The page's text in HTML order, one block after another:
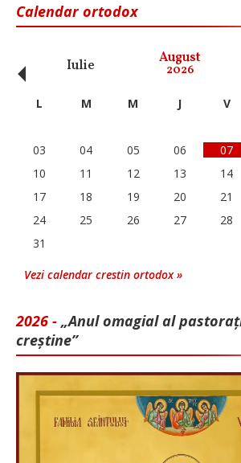
Calendar ortodox
Iulie August
2026
‹ L M M J V
03
04 05 06 07
10
11 12 13 14
17
18 19 20 21
24
25 26 27 28
31
Vezi calendar crestin ortodox »
2026 - „Anul omagial al
creștine”